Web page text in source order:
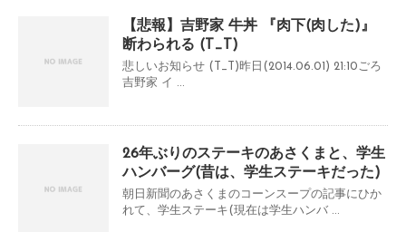
【悲報】吉野家 牛丼 『肉下(肉した)』
断わられる (T_T)
悲しいお知らせ (T_T)昨日(2014.06.01) 21:10ごろ
吉野家 イ ...
26年ぶりのステーキのあさくまと、学生
ハンバーグ(昔は、学生ステーキだった)
朝日新聞のあさくまのコーンスープの記事にひか
れて、学生ステーキ(現在は学生ハンバ ...